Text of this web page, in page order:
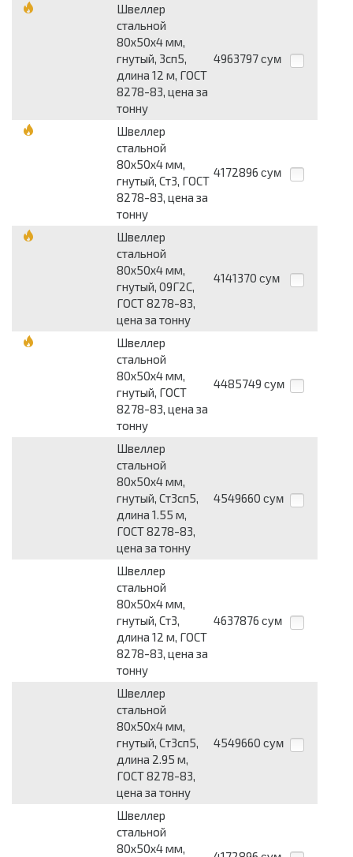
Швеллер
стальной
80х50х4 мм,
гнутый, 3сп5,
длина 12 м, ГОСТ
8278-83, цена за
тонну
4963797 сум
Швеллер
стальной
80х50х4 мм,
гнутый, Ст3, ГОСТ
8278-83, цена за
тонну
4172896 сум
Швеллер
стальной
80х50х4 мм,
гнутый, 09Г2С,
ГОСТ 8278-83,
цена за тонну
4141370 сум
Швеллер
стальной
80х50х4 мм,
гнутый, ГОСТ
8278-83, цена за
тонну
4485749 сум
Швеллер
стальной
80х50х4 мм,
гнутый, Ст3сп5,
длина 1.55 м,
ГОСТ 8278-83,
цена за тонну
4549660 сум
Швеллер
стальной
80х50х4 мм,
гнутый, Ст3,
длина 12 м, ГОСТ
8278-83, цена за
тонну
4637876 сум
Швеллер
стальной
80х50х4 мм,
гнутый, Ст3сп5,
длина 2.95 м,
ГОСТ 8278-83,
цена за тонну
4549660 сум
Швеллер
стальной
80х50х4 мм,